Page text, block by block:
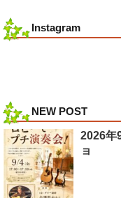
Instagram
NEW POST
2026年
ョ